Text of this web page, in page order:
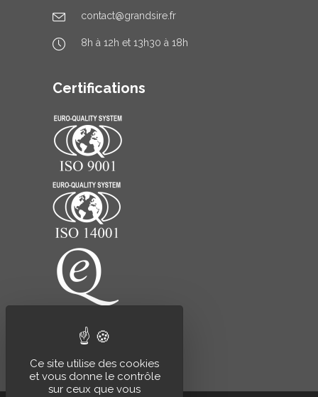
Ce site utilise des cookies
et vous donne le contrôle
sur ceux que vous
contact@grandsire.fr
8h à 12h et 13h30 à 18h
Certifications